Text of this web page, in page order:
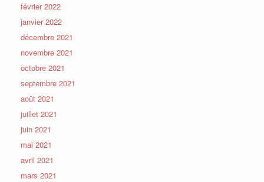
février 2022
janvier 2022
décembre 2021
novembre 2021
octobre 2021
septembre 2021
août 2021
juillet 2021
juin 2021
mai 2021
avril 2021
mars 2021